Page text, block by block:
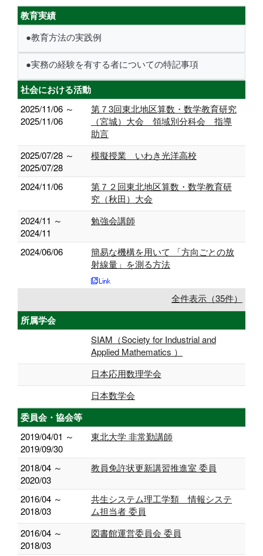
教育実績
●教育方法の実践例
●実務の経験を有する者についての特記事項
社会における活動
2025/11/06 ～
2025/11/06
第７3回東北地区算数・数学教育研究
（宮城）大会 領域別分科会 指導
助言
2025/07/28 ～
2025/07/28
模擬授業 いわき光洋高校
2024/11/06
第７２回東北地区算数・数学教育研
究（秋田）大会
2024/11 ～
2024/11
勉強会講師
2024/06/06
簡易な機構を用いて 「方向ごとの放
射線量」を測る方法
全件表示（35件）
所属学会
SIAM（Society for Industrial and
Applied Mathematics ）
日本応用数理学会
日本数学会
委員会・協会等
2019/04/01 ～
2019/09/30
東北大学 非常勤講師
2018/04 ～
2020/03
教員免許状更新講習推進室 委員
2016/04 ～
2018/03
共生システム理工学類 情報システ
ム担当者 委員
2016/04 ～
2018/03
図書館運営委員会 委員